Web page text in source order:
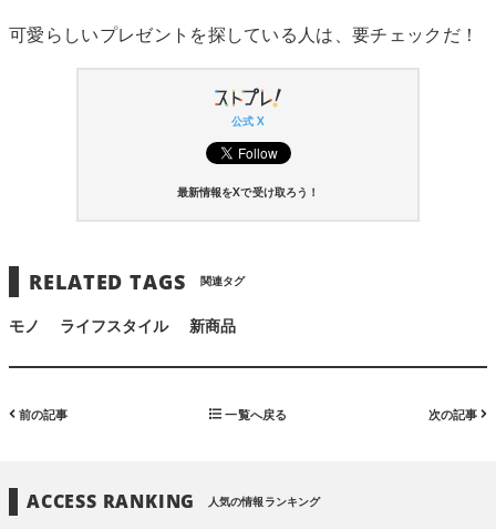
可愛らしいプレゼントを探している人は、要チェックだ！
公式 X
最新情報をXで受け取ろう！
RELATED TAGS 関連タグ
モノ ライフスタイル 新商品
前の記事 一覧へ戻る 次の記事
ACCESS RANKING 人気の情報ランキング